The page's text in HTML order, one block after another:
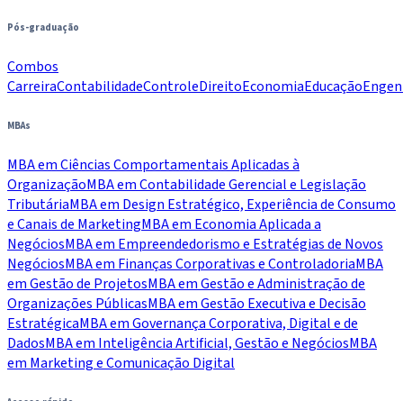
Pós-graduação
Combos
CarreiraContabilidadeControleDireitoEconomiaEducação
MBAs
MBA em Ciências Comportamentais Aplicadas à
OrganizaçãoMBA em Contabilidade Gerencial e Legislação
TributáriaMBA em Design Estratégico, Experiência de Consumo
e Canais de MarketingMBA em Economia Aplicada a
NegóciosMBA em Empreendedorismo e Estratégias de Novos
NegóciosMBA em Finanças Corporativas e ControladoriaMBA
em Gestão de ProjetosMBA em Gestão e Administração de
Organizações PúblicasMBA em Gestão Executiva e Decisão
EstratégicaMBA em Governança Corporativa, Digital e de
DadosMBA em Inteligência Artificial, Gestão e NegóciosMBA
em Marketing e Comunicação Digital